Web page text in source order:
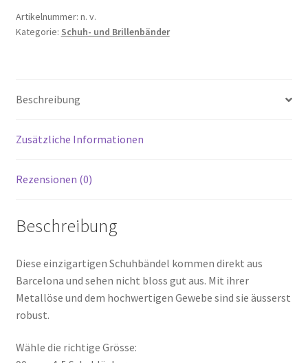
Artikelnummer: n. v.
Kategorie: Schuh- und Brillenbänder
Beschreibung
Zusätzliche Informationen
Rezensionen (0)
Beschreibung
Diese einzigartigen Schuhbändel kommen direkt aus
Barcelona und sehen nicht bloss gut aus. Mit ihrer
Metallöse und dem hochwertigen Gewebe sind sie äusserst
robust.
Wähle die richtige Grösse: